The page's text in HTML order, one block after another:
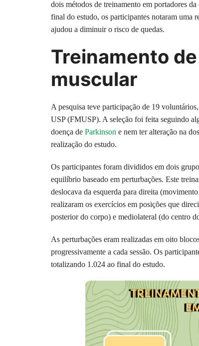
dois métodos de treinamento em portadores
final do estudo, os participantes notaram uma
ajudou a diminuir o risco de quedas.
Treinamento
muscular
A pesquisa teve participação de 19
USP (FMUSP). A seleção foi feita seguindo
doença de Parkinson e nem ter alteração na
realização do estudo.
Os participantes foram divididos em dois
equilíbrio baseado em perturbações. Este
deslocava da esquerda para direita
realizaram os exercícios em posições que
posterior do corpo) e mediolateral (do centro
As perturbações eram realizadas em oito
progressivamente a cada sessão. Os
totalizando 1.024 ao final do estudo.